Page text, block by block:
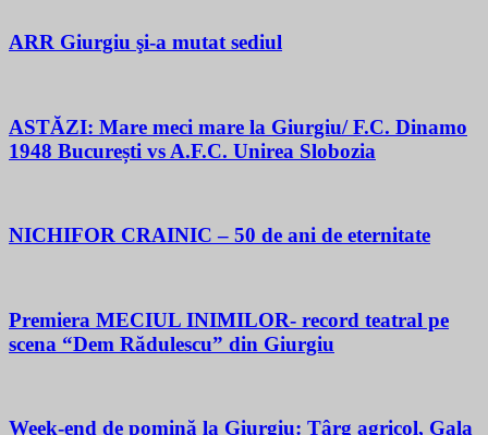
ARR Giurgiu şi-a mutat sediul
ASTĂZI: Mare meci mare la Giurgiu/ F.C. Dinamo
1948 București vs A.F.C. Unirea Slobozia
NICHIFOR CRAINIC – 50 de ani de eternitate
Premiera MECIUL INIMILOR- record teatral pe
scena “Dem Rădulescu” din Giurgiu
Week-end de pomină la Giurgiu: Târg agricol, Gala